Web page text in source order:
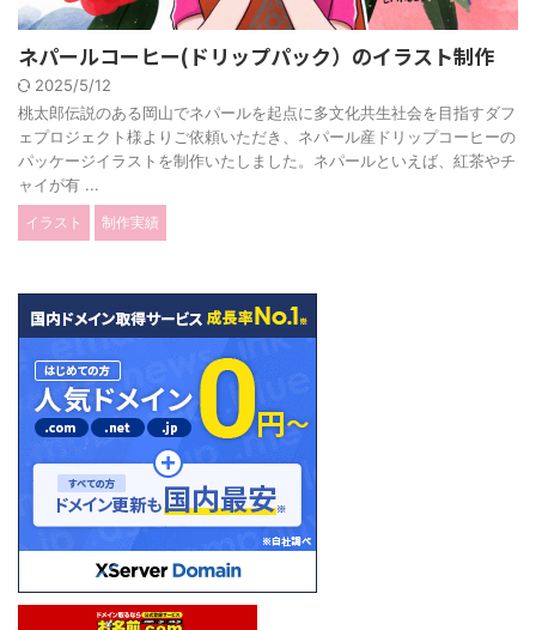
ネパールコーヒー(ドリップパック）のイラスト制作
2025/5/12
桃太郎伝説のある岡山でネパールを起点に多文化共生社会を目指すダフ
ェプロジェクト様よりご依頼いただき、ネパール産ドリップコーヒーの
パッケージイラストを制作いたしました。ネパールといえば、紅茶やチ
ャイが有 ...
イラスト 制作実績